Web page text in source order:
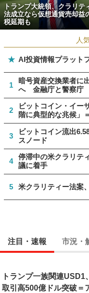
トランプ大統領、クラリテ
法成立なら仮想通貨売却益
税延期も
人
★ AI投資情報プラット
1
暗号資産交換業者に
へ 金融庁と警察庁
2
ビットコイン・イー
階に典型的な兆候」
3
ビットコイン流出
スノード
4
停滞中の米クラリテ
議に着手
5 米クラリティー法案
注目・速報 市況・
トランプ一族関連USD1
取引高500億ドル突破＝